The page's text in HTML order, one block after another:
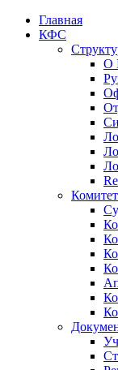
Главная
КФС
О